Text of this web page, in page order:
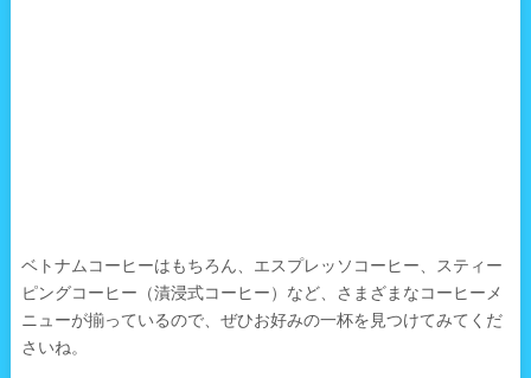
ベトナムコーヒーはもちろん、エスプレッソコーヒー、スティー
ピングコーヒー（漬浸式コーヒー）など、さまざまなコーヒーメ
ニューが揃っているので、ぜひお好みの一杯を見つけてみてくだ
さいね。